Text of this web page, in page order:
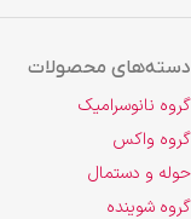
دسته‌های محصولات
گروه نانوسرامیک
گروه واکس
حوله و دستمال
گروه شوینده